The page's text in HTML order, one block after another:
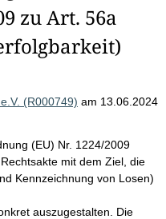
zu Art. 56a
(R000749) am 13.06.2024
(EU) Nr. 1224/2009
mit dem Ziel, die
Kennzeichnung von Losen)
auszugestalten. Die